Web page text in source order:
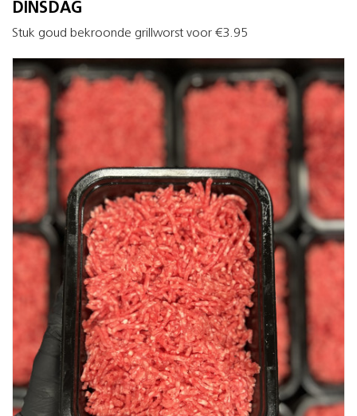
DINSDAG
Stuk goud bekroonde grillworst voor €3.95